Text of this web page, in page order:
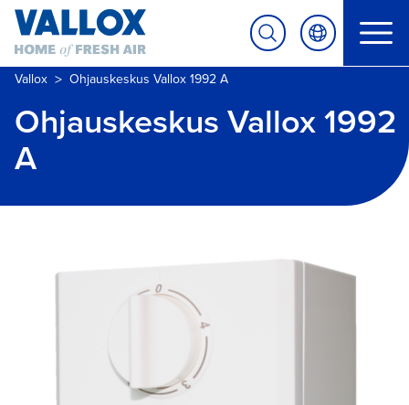
Vallox > Ohjauskeskus Vallox 1992 A
Ohjauskeskus Vallox 1992
A